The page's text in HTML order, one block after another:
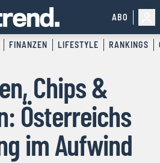
ABO
FINANZEN LIFESTYLE RANKINGS
Chips &
Österreichs
im Aufwind